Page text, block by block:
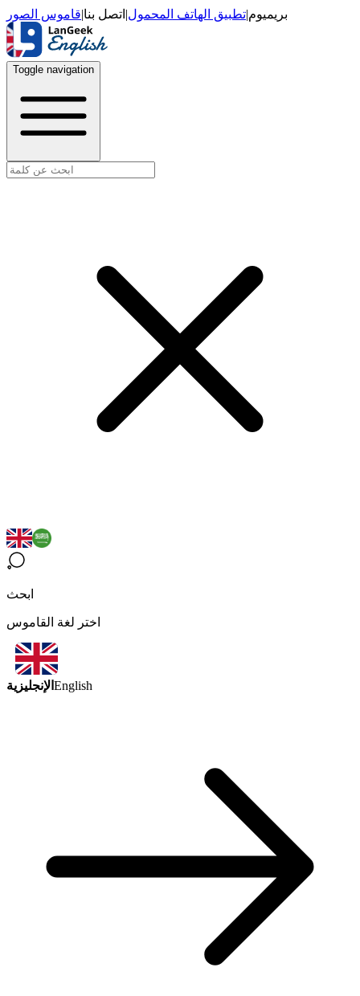
بريميوم|تطبيق الهاتف المحمول| اتصل بنا|قاموس الصور
Toggle navigation
ابحث
اختر لغة القاموس
الإنجليزية English